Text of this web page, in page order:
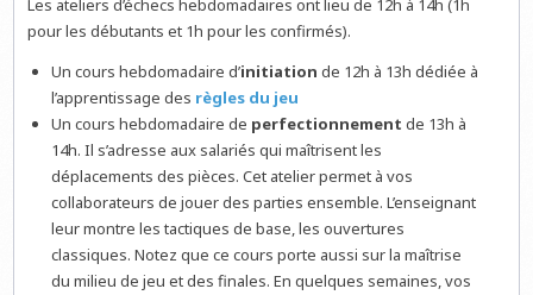
Les ateliers d’échecs hebdomadaires ont lieu de 12h à 14h (1h
pour les débutants et 1h pour les confirmés).
Un cours hebdomadaire d’initiation de 12h à 13h dédiée à
l’apprentissage des règles du jeu
Un cours hebdomadaire de perfectionnement de 13h à
14h. Il s’adresse aux salariés qui maîtrisent les
déplacements des pièces. Cet atelier permet à vos
collaborateurs de jouer des parties ensemble. L’enseignant
leur montre les tactiques de base, les ouvertures
classiques. Notez que ce cours porte aussi sur la maîtrise
du milieu de jeu et des finales. En quelques semaines, vos